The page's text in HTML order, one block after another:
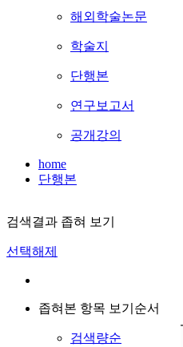
해외학술논문
학술지
단행본
연구보고서
공개강의
home
단행본
검색결과 좁혀 보기
선택해제
좁혀본 항목 보기순서
검색량순